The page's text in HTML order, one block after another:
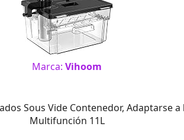
Marca: Vihoom
Sous Vide Contenedor, Adaptarse
Multifunción 11L